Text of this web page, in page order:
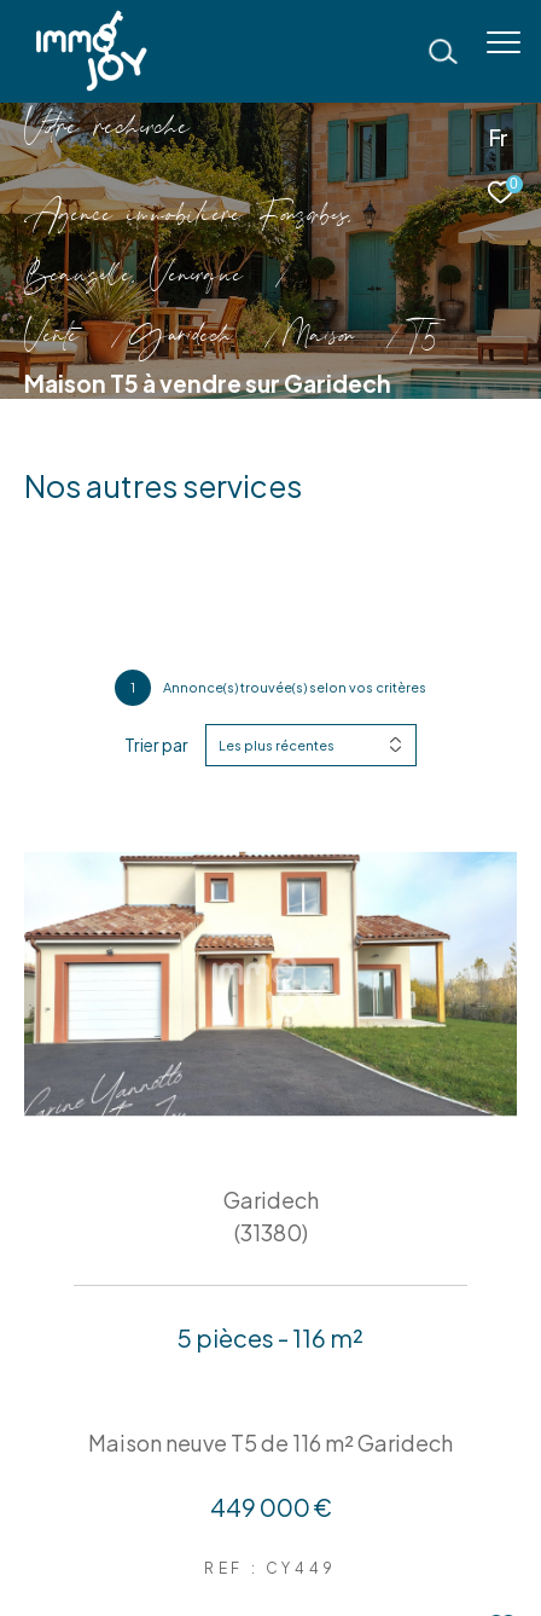
Fr
0
Vore recece
Agence immobilière Fonsorbes,
Beauzelle, Venerque
Vente
Garidech Maison T5
Maison T5 à vendre sur Garidech
Nos autres services
1 Annonce(s) trouvée(s) selon vos critères
Trier par Les plus récentes
Garidech
(31380)
5 pièces - 116 m²
Maison neuve T5 de 116 m² Garidech
449 000 €
REF : CY449